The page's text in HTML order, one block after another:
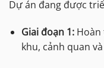
Dự án đang được
Giai đoạn 1:Hoàn
khu, cảnh quan